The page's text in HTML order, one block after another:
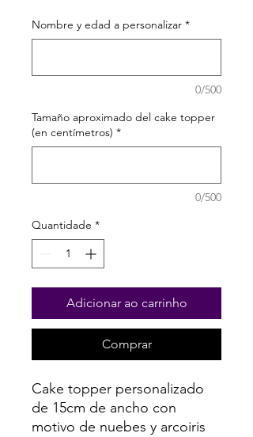
Nombre y edad a personalizar *
0/500
Tamaño aproximado del cake topper
(en centímetros) *
0/500
Quantidade *
Adicionar ao carrinho
Comprar
Cake topper personalizado
de 15cm de ancho con
motivo de nuebes y arcoiris